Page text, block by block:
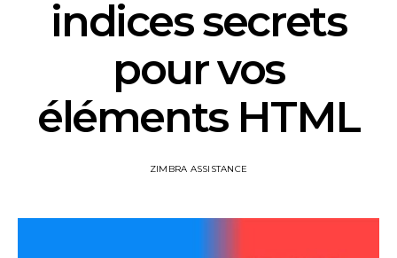
indices secrets
pour vos
éléments HTML
ZIMBRA ASSISTANCE